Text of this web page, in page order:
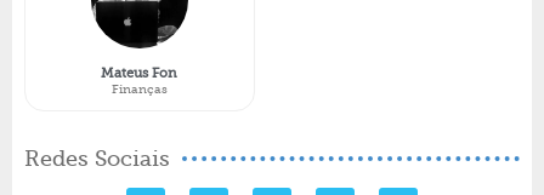
Mateus Fon
Finanças
Redes Sociais